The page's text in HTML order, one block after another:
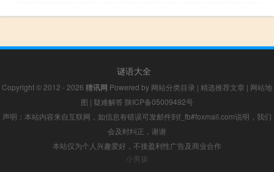
谜语大全
Copyright © 2012 - 2026 猜讯网 Powered by 网站分类目录 | 精选推荐文章 | 网站地
图 | 疑难解答 陕ICP备05009492号
声明：本站内容来自互联网，如信息有错误可发邮件到f_fb#foxmail.com说明，我们
会及时纠正，谢谢
本站仅为个人兴趣爱好，不接盈利性广告及商业合作
小男孩